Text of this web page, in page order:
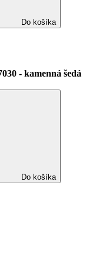
Do košíka
- kamenná šedá
Do košíka